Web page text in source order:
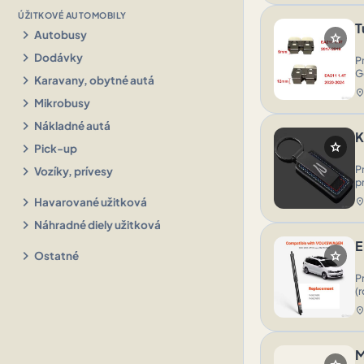
ÚŽITKOVÉ AUTOMOBILY
chevron_right Autobusy
chevron_right Dodávky
chevron_right Karavany, obytné autá
chevron_right Mikrobusy
chevron_right Nákladné autá
chevron_right Pick-up
chevron_right Vozíky, prívesy
chevron_right Havarované užitková
chevron_right Náhradné diely užitková
chevron_right Ostatné
star
location_on
star
location_on
star
location_on